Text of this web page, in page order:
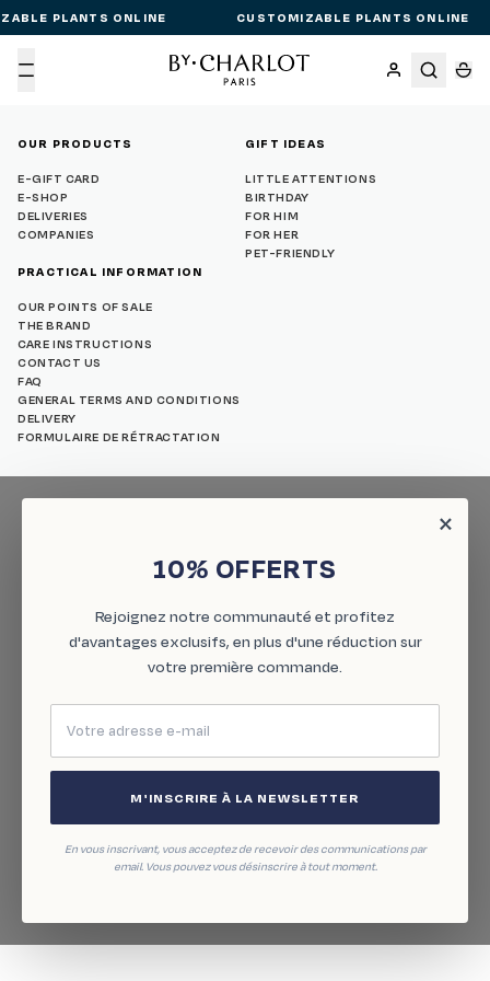
PLANTS ONLINE CUSTOMIZABLE PLANTS ONLINE
Menu
OUR PRODUCTS
E-GIFT CARD
E-SHOP
DELIVERIES
COMPANIES
GIFT IDEAS
LITTLE ATTENTIONS
BIRTHDAY
FOR HIM
FOR HER
PET-FRIENDLY
PRACTICAL INFORMATION
OUR POINTS OF SALE
THE BRAND
CARE INSTRUCTIONS
CONTACT US
FAQ
GENERAL TERMS AND CONDITIONS
DELIVERY
FORMULAIRE DE RÉTRACTATION
×
10% OFFERTS
Rejoignez notre communauté et profitez
d'avantages exclusifs, en plus d'une réduction sur
votre première commande.
M'INSCRIRE À LA NEWSLETTER
En vous inscrivant, vous acceptez de recevoir des communications par
email. Vous pouvez vous désinscrire à tout moment.